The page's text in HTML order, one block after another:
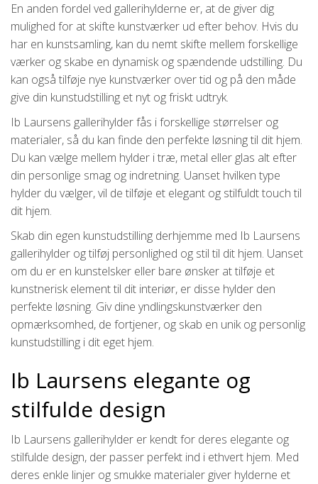
En anden fordel ved gallerihylderne er, at de giver dig
mulighed for at skifte kunstværker ud efter behov. Hvis du
har en kunstsamling, kan du nemt skifte mellem forskellige
værker og skabe en dynamisk og spændende udstilling. Du
kan også tilføje nye kunstværker over tid og på den måde
give din kunstudstilling et nyt og friskt udtryk.
Ib Laursens gallerihylder fås i forskellige størrelser og
materialer, så du kan finde den perfekte løsning til dit hjem.
Du kan vælge mellem hylder i træ, metal eller glas alt efter
din personlige smag og indretning. Uanset hvilken type
hylder du vælger, vil de tilføje et elegant og stilfuldt touch til
dit hjem.
Skab din egen kunstudstilling derhjemme med Ib Laursens
gallerihylder og tilføj personlighed og stil til dit hjem. Uanset
om du er en kunstelsker eller bare ønsker at tilføje et
kunstnerisk element til dit interiør, er disse hylder den
perfekte løsning. Giv dine yndlingskunstværker den
opmærksomhed, de fortjener, og skab en unik og personlig
kunstudstilling i dit eget hjem.
Ib Laursens elegante og
stilfulde design
Ib Laursens gallerihylder er kendt for deres elegante og
stilfulde design, der passer perfekt ind i ethvert hjem. Med
deres enkle linjer og smukke materialer giver hylderne et